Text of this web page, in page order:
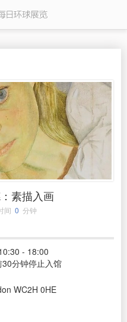
素描入画
间 0 分钟
- 18:00
分钟停止入馆
WC2H 0HE